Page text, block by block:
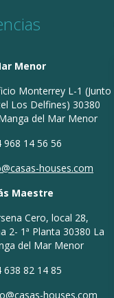
Menor
Monterrey L-1 (Junto
Los Delfines) 30380
del Mar Menor
968 14 56 56
houses.com
Maestre
Cero, local 28,
2- 1ª Planta 30380 La
del Mar Menor
638 82 14 85
houses.com